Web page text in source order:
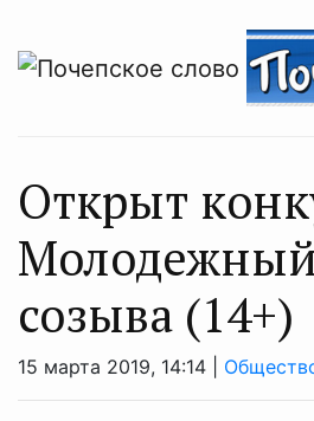
Открыт
Молодежный
созыва (14+)
15 марта 2019, 14:14 |